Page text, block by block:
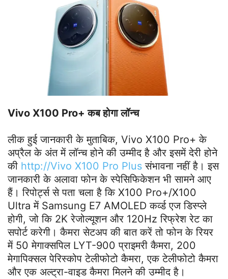
Vivo X100 Pro+ कब होगा लॉन्च
लीक हुई जानकारी के मुताबिक, Vivo X100 Pro+ के
अप्रैल के अंत में लॉन्च होने की उम्मीद है और इसमें देरी होने
की http://Vivo X100 Pro Plus संभावना नहीं है। इस
जानकारी के अलावा फोन के स्पेसिफिकेशन भी सामने आए
हैं। रिपोर्ट्स से पता चला है कि X100 Pro+/X100
Ultra में Samsung E7 AMOLED कर्व्ड एज डिस्प्ले
होगी, जो कि 2K रेजोल्यूशन और 120Hz रिफ्रेश रेट का
सपोर्ट करेगी। कैमरा सेटअप की बात करें तो फोन के रियर
में 50 मेगाक्सपिल LYT-900 प्राइमरी कैमरा, 200
मेगापिक्सल पेरिस्कोप टेलीफोटो कैमरा, एक टेलीफोटो कैमरा
और एक अल्ट्रा-वाइड कैमरा मिलने की उम्मीद है।